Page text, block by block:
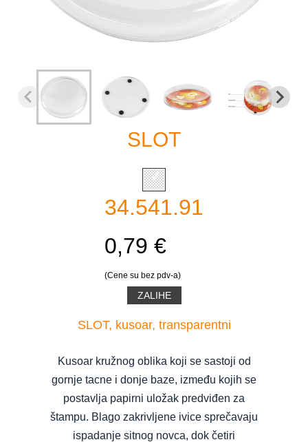
SLOT
34.541.91
0,79 €
(Cene su bez pdv-a)
ZALIHE
SLOT, kusoar, transparentni
Kusoar kružnog oblika koji se sastoji od
gornje tacne i donje baze, između kojih se
postavlja papirni uložak predviđen za
štampu. Blago zakrivljene ivice sprečavaju
ispadanje sitnog novca, dok četiri